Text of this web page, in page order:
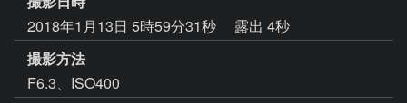
2018年1月13日 5時59分31秒
露出 4秒
撮影方法
F6.3、ISO400